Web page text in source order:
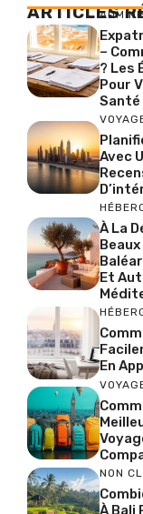
ARTICLES
–
? Les
Pour
Santé
Avec
À La
Et
En
NON
À Bali